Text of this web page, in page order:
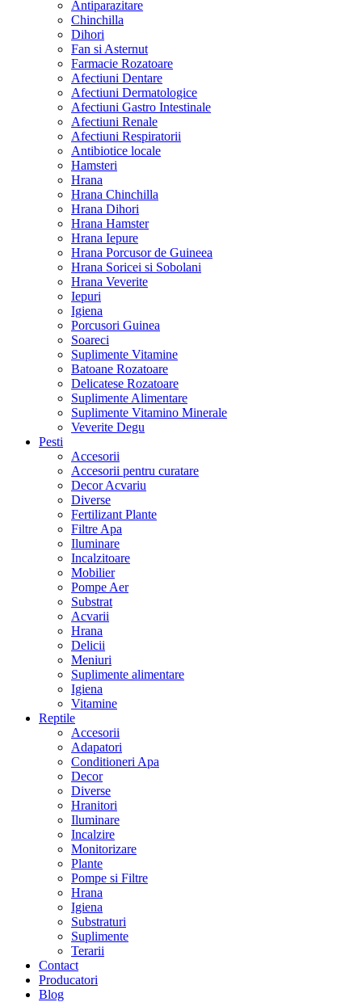
Antiparazitare
Chinchilla
Dihori
Fan si Asternut
Farmacie Rozatoare
Afectiuni Dentare
Afectiuni Dermatologice
Afectiuni Gastro Intestinale
Afectiuni Renale
Afectiuni Respiratorii
Antibiotice locale
Hamsteri
Hrana
Hrana Chinchilla
Hrana Dihori
Hrana Hamster
Hrana Iepure
Hrana Porcusor de Guineea
Hrana Soricei si Sobolani
Hrana Veverite
Iepuri
Igiena
Porcusori Guinea
Soareci
Suplimente Vitamine
Batoane Rozatoare
Delicatese Rozatoare
Suplimente Alimentare
Suplimente Vitamino Minerale
Veverite Degu
Pesti
Accesorii
Accesorii pentru curatare
Decor Acvariu
Diverse
Fertilizant Plante
Filtre Apa
Iluminare
Incalzitoare
Mobilier
Pompe Aer
Substrat
Acvarii
Hrana
Delicii
Meniuri
Suplimente alimentare
Igiena
Vitamine
Reptile
Accesorii
Adapatori
Conditioneri Apa
Decor
Diverse
Hranitori
Iluminare
Incalzire
Monitorizare
Plante
Pompe si Filtre
Hrana
Igiena
Substraturi
Suplimente
Terarii
Contact
Producatori
Blog